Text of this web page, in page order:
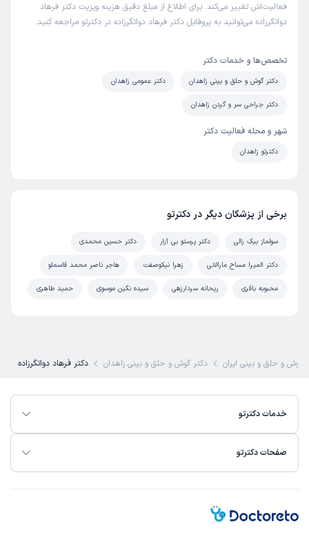
فعالیت‌اش تغییر می‌کند. برای اطلاع از مبلغ دقیق هزینه ویزیت دکتر فرهاد
دواتگرزاده می‌توانید به پروفایل دکتر فرهاد دواتگرزاده در دکترتو مراجعه کنید.
تخصص‌ها و خدمات دکتر
دکتر گوش و حلق و بینی زاهدان دکتر عمومی زاهدان
دکتر جراحی سر و گردن زاهدان
شهر و محله فعالیت دکتر
دکترتو زاهدان
برخی از پزشکان دیگر در دکترتو
سولماز بیک زالی دکتر پرستو بی آزار دکتر حسین محمدی
دکتر المیرا مساح مارالانی زهرا نیکوصفت هاجر ناصر محمد قاسملو
محبوبه باقری ریحانه سردارزهی سیده نگین موسوی حمید طاهری
گوش و حلق و بینی ایران دکتر گوش و حلق و بینی زاهدان دکتر فرهاد دواتگرزاده
خدمات دکترتو
صفحات دکترتو